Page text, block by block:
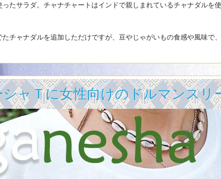
たサラダ。チャナチャートはインドで親しまれているチャナダルを
チャナダルを追加しただけですが、豆やじゃがいもの食感や風味で
ャＴに女性向けのドルマンスリ